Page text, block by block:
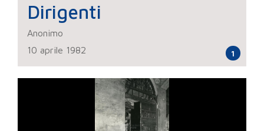
Dirigenti
Anonimo
10 aprile 1982
1